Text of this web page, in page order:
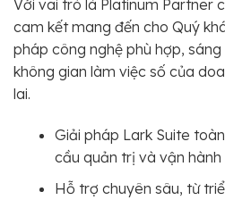
Với vai trò là Platinum Partner
cam kết mang đến cho Quý
pháp công nghệ phù hợp,
không gian làm việc số của
lai.
Giải pháp Lark Suite
cầu quản trị và vận hành
Hỗ trợ chuyên sâu, từ